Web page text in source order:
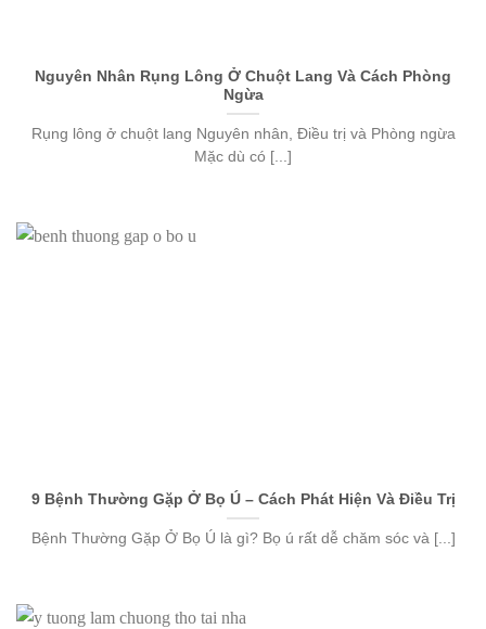
Nguyên Nhân Rụng Lông Ở Chuột Lang Và Cách Phòng
Ngừa
Rụng lông ở chuột lang Nguyên nhân, Điều trị và Phòng ngừa
Mặc dù có [...]
9 Bệnh Thường Gặp Ở Bọ Ú – Cách Phát Hiện Và Điều Trị
Bệnh Thường Gặp Ở Bọ Ú là gì? Bọ ú rất dễ chăm sóc và [...]